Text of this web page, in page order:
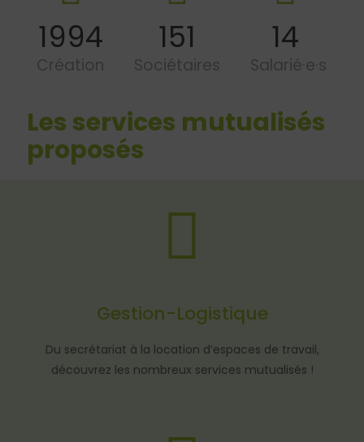
1994
Création
151
Sociétaires
14
Salarié·e·s
Les services mutualisés
proposés
Gestion-Logistique
Du secrétariat à la location d’espaces de travail,
découvrez les nombreux services mutualisés !